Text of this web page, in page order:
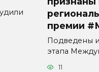
премии
Подведены
этапа
11